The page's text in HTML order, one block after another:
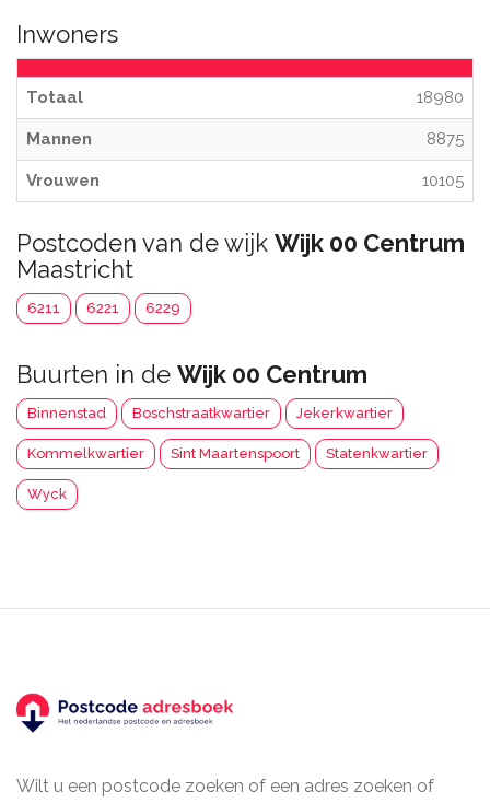
Inwoners
Totaal 18980
Mannen 8875
Vrouwen 10105
Postcoden van de wijk Wijk 00 Centrum
Maastricht
6211 6221 6229
Buurten in de Wijk 00 Centrum
Binnenstad Boschstraatkwartier Jekerkwartier
Kommelkwartier Sint Maartenspoort Statenkwartier
Wyck
Wilt u een postcode zoeken of een adres zoeken of